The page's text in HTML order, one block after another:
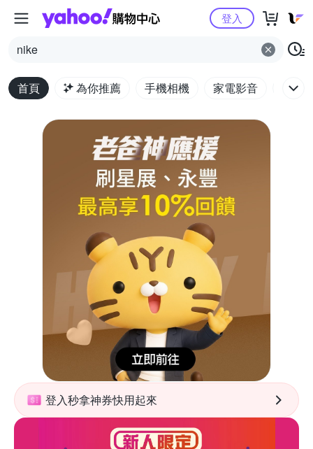
Yahoo購物中心
nike
登入
首頁 為你推薦 手機相機 家電影音 電腦
登入秒拿神券快用起來